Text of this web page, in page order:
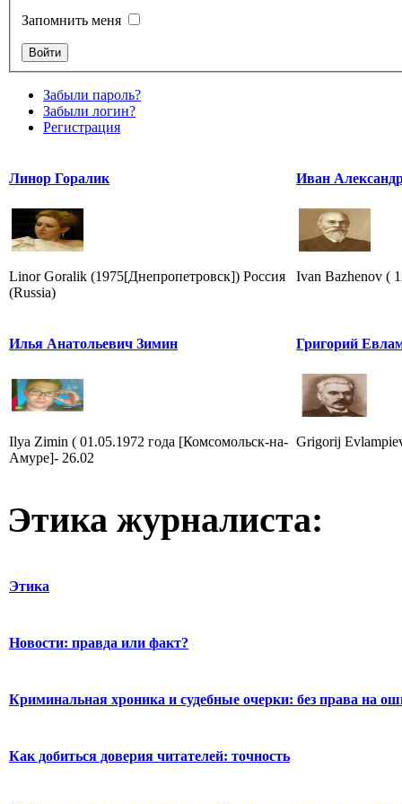
Запомнить меня
Забыли пароль?
Забыли логин?
Регистрация
Линор Горалик
Linor Goralik (1975[Днепропетровск]) Россия
(Russia)
Иван
Ivan Bazhenov (
Илья Анатольевич Зимин
Ilya Zimin ( 01.05.1972 года [Комсомольск-на-
Амуре]- 26.02
Григорий
Grigorij
Этика журналиста:
Этика
Новости: правда или факт?
Криминальная хроника и судебные очерки: без права на
Как добиться доверия читателей: точность